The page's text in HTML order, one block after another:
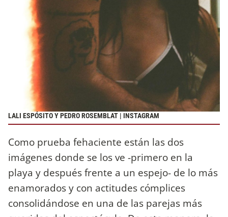
LALI ESPÓSITO Y PEDRO ROSEMBLAT | INSTAGRAM
Como prueba fehaciente están las dos
imágenes donde se los ve -primero en la
playa y después frente a un espejo- de lo más
enamorados y con actitudes cómplices
consolidándose en una de las parejas más